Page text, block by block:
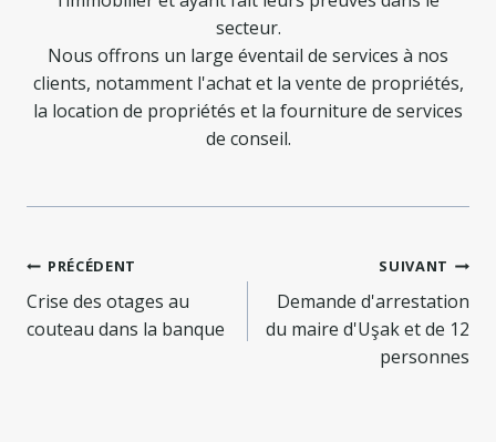
secteur.
Nous offrons un large éventail de services à nos
clients, notamment l'achat et la vente de propriétés,
la location de propriétés et la fourniture de services
de conseil.
Navigation
de
PRÉCÉDENT
Crise des otages au
couteau dans la banque
SUIVANT
Demande d'arrestation
du maire d'Uşak et de 12
personnes